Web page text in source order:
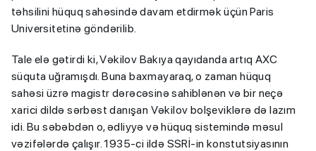
təhsilini hüquq sahəsində davam etdirmək üçün Paris
Universitetinə göndərilib.
Tale elə gətirdi ki, Vəkilov Bakıya qayıdanda artıq AXC
süquta uğramışdı. Buna baxmayaraq, o zaman hüquq
sahəsi üzrə magistr dərəcəsinə sahiblənən və bir neçə
xarici dildə sərbəst danışan Vəkilov bolşeviklərə də lazım
idi. Bu səbəbdən o, ədliyyə və hüquq sistemində məsul
vəzifələrdə çalışır. 1935-ci ildə SSRİ-in konstutsiyasının